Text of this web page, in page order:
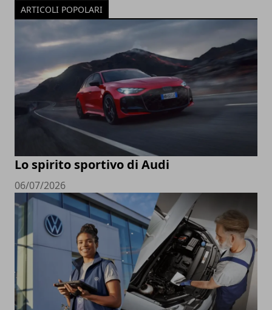
ARTICOLI POPOLARI
Lo spirito sportivo di Audi
06/07/2026